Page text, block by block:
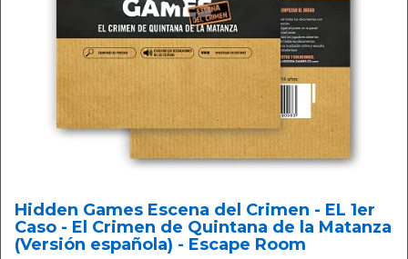
Hidden Games Escena del Crimen - EL 1er
Caso - El Crimen de Quintana de la Matanza
(Versión española) - Escape Room